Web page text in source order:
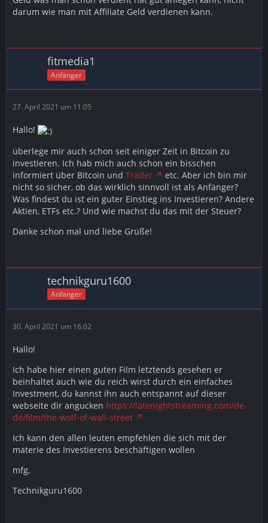
darum wie man mit Affiliate Geld verdienen kann.
fitmedia1
Anfänger
27. April 2021 um 11:05
Hallo!
überlege mir auch schon seit einiger Zeit in Bitcoin zu
investieren. Ich hab mich auch schon ein bisschen
informiert über Bitcoin und Trader
etc. Aber ich bin mir
nicht so sicher, ob das wirklich sinnvoll ist als Anfänger?
Was findest du ist ein guter Einstieg ins Investieren? Andere
Aktien, ETFs etc.? Und wie machst du das mit der Steuer?
Danke schon mal und liebe Grüße!
technikguru1600
Anfänger
30. April 2021 um 16:02
Hallo!
Ich habe hier einen guten Film letztends gesehen er
beinhaltet auch wie du reich wirst durch ein einfaches
Investment, du kannst ihn auch entspannt auf dieser
webseite dir angucken https://latenightstreaming.com/de-
de/film/the-wolf-of-wall-street
Ich kann den allen leuten empfehlen die sich mit der
materie des Investierens beschäftigen wollen
mfg,
Technikguru1600